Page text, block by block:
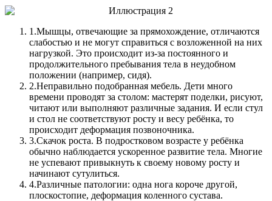
1.Мышцы, отвечающие за прямохождение, отличаются
слабостью и не могут справиться с возложенной на них
нагрузкой. Это происходит из-за постоянного и
продолжительного пребывания тела в неудобном
положении (например, сидя).
2.Неправильно подобранная мебель. Дети много
времени проводят за столом: мастерят поделки, рисуют,
читают или выполняют различные задания. И если стул
и стол не соответствуют росту и весу ребёнка, то
происходит деформация позвоночника.
3.Скачок роста. В подростковом возрасте у ребёнка
обычно наблюдается ускоренное развитие тела. Многие
не успевают привыкнуть к своему новому росту и
начинают сутулиться.
4.Различные патологии: одна нога короче другой,
плоскостопие, деформация коленного сустава.